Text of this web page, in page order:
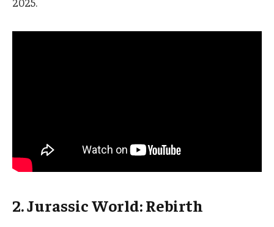
2. Jurassic World: Rebirth